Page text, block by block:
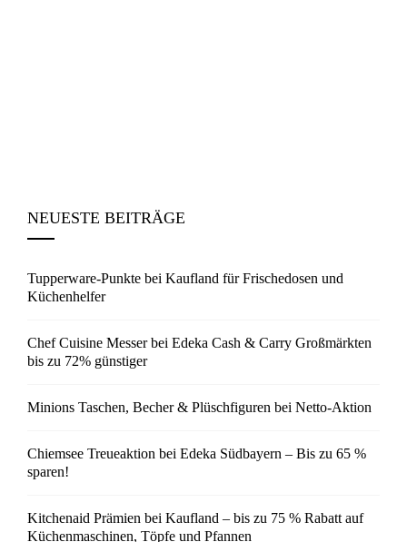
NEUESTE BEITRÄGE
Tupperware-Punkte bei Kaufland für Frischedosen und
Küchenhelfer
Chef Cuisine Messer bei Edeka Cash & Carry Großmärkten
bis zu 72% günstiger
Minions Taschen, Becher & Plüschfiguren bei Netto-Aktion
Chiemsee Treueaktion bei Edeka Südbayern – Bis zu 65 %
sparen!
Kitchenaid Prämien bei Kaufland – bis zu 75 % Rabatt auf
Küchenmaschinen, Töpfe und Pfannen